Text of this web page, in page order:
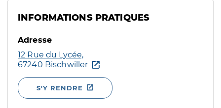
INFORMATIONS PRATIQUES
Adresse
12 Rue du Lycée,
67240 Bischwiller
S'Y RENDRE